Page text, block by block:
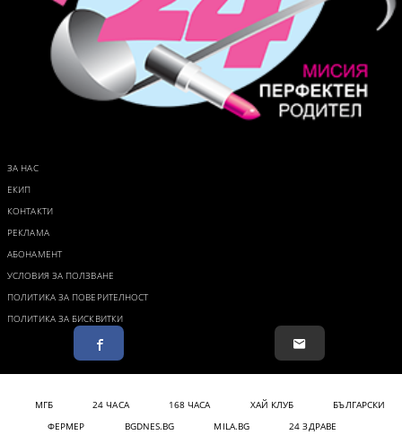
ЗА НАС
ЕКИП
КОНТАКТИ
РЕКЛАМА
АБОНАМЕНТ
УСЛОВИЯ ЗА ПОЛЗВАНЕ
ПОЛИТИКА ЗА ПОВЕРИТЕЛНОСТ
ПОЛИТИКА ЗА БИСКВИТКИ
МГБ 24 ЧАСА 168 ЧАСА ХАЙ КЛУБ
БЪЛГАРСКИ
ФЕРМЕР
BGDNES.BG MILA.BG 24 ЗДРАВЕ